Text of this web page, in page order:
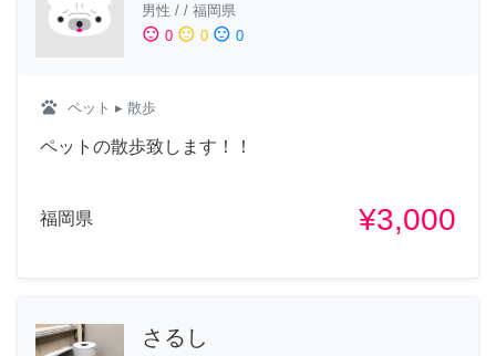
男性 / / 福岡県
sentiment_satisfied 0 sentiment_neutral 0 sentiment_dissatisfied 0
pets ペット ▸ 散歩
ペットの散歩致します！！
福岡県 ¥3,000
さるし